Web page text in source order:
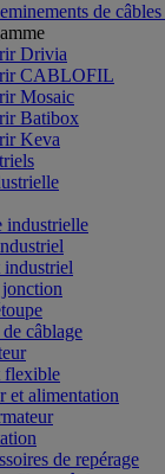
de câbles
Drivia
CABLOFIL
Mosaic
Batibox
Keva
industrielle
industriel
câblage
flexible
et alimentation
de repérage